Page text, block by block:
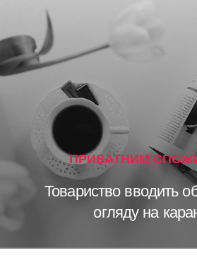
ПРИВАТНИМ
Товариство вводить
огляду на